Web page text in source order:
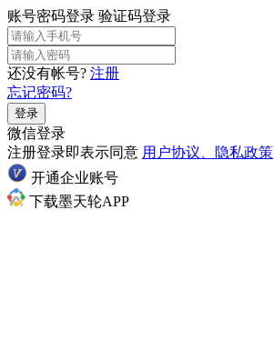
账号密码登录 验证码登录
还没有帐号? 注册
忘记密码?
登录
微信登录
注册登录即表示同意 用户协议、隐私政策
开通企业账号
下载墨天轮APP